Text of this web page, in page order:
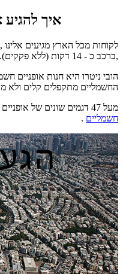
איך להגיע
לקוחות מכל הארץ מגיעים אלינו
,ברכב כ - 14 דקות (ללא פקקים).
הובי ניטרו היא חנות אופניים
החשמליים מתקפלים קלים ולא
מעל 47 דגמים שונים של אופניים ,ניתן לראות בקטלוג של
חשמליים .